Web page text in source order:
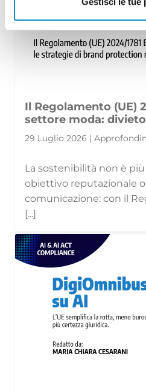
Il Regolamento (UE)
settore moda:
29 Luglio 2026 |
La sostenibilità non è
obiettivo reputazionale
comunicazione: con il
[...]